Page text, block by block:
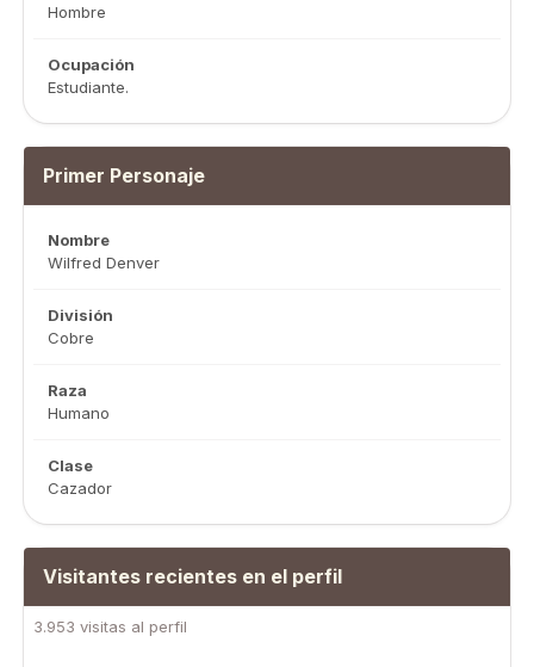
Hombre
Ocupación
Estudiante.
Primer Personaje
Nombre
Wilfred Denver
División
Cobre
Raza
Humano
Clase
Cazador
Visitantes recientes en el perfil
3.953 visitas al perfil